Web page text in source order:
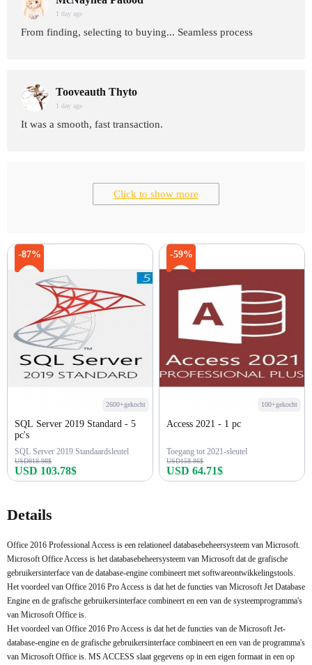
1 day age
From finding, selecting to buying... Seamless process
Tooveauth Thyto
1 day age
It was a smooth, fast transaction.
Click to show more
-87%
2600+gekocht
SQL Server 2019 Standard - 5
pc's
SQL Server 2019 Standaardsleutel
USD818.98$
USD 103.78$
-59%
100+gekocht
Access 2021 - 1 pc
Toegang tot 2021-sleutel
USD158.86$
USD 64.71$
Details
Office 2016 Professional Access is een relationeel databasebeheersysteem van Microsoft.
Microsoft Office Access is het databasebeheersysteem van Microsoft dat de grafische
gebruikersinterface van de database-engine combineert met softwareontwikkelingstools.
Het voordeel van Office 2016 Pro Access is dat het de functies van Microsoft Jet Database
Engine en de grafische gebruikersinterface combineert en een van de systeemprogramma's
van Microsoft Office is.
Het voordeel van Office 2016 Pro Access is dat het de functies van de Microsoft Jet-
database-engine en de grafische gebruikersinterface combineert en een van de programma's
van Microsoft Office is. MS ACCESS slaat gegevens op in een eigen formaat in een op